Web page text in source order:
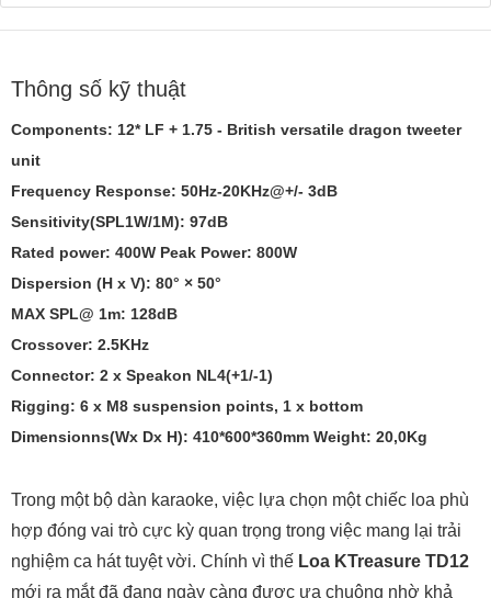
Thông số kỹ thuật
Components: 12* LF + 1.75 - British versatile dragon tweeter
unit
Frequency Response: 50Hz-20KHz@+/- 3dB
Sensitivity(SPL1W/1M): 97dB
Rated power: 400W Peak Power: 800W
Dispersion (H x V): 80° × 50°
MAX SPL@ 1m: 128dB
Crossover: 2.5KHz
Connector: 2 x Speakon NL4(+1/-1)
Rigging: 6 x M8 suspension points, 1 x bottom
Dimensionns(Wx Dx H): 410*600*360mm Weight: 20,0Kg
Trong một bộ dàn karaoke, việc lựa chọn một chiếc loa phù
hợp đóng vai trò cực kỳ quan trọng trong việc mang lại trải
nghiệm ca hát tuyệt vời. Chính vì thế Loa KTreasure TD12
mới ra mắt đã đang ngày càng được ưa chuộng nhờ khả